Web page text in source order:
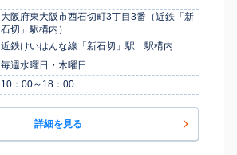
大阪府東大阪市西石切町3丁目3番（近鉄「新
石切」駅構内）
近鉄けいはんな線「新石切」駅 駅構内
毎週水曜日・木曜日
10：00～18：00
詳細を見る